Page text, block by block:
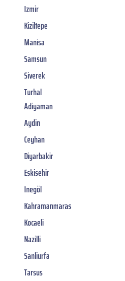
Izmir
Kiziltepe
Manisa
Samsun
Siverek
Turhal
Adiyaman
Aydin
Ceyhan
Diyarbakir
Eskisehir
Inegöl
Kahramanmaras
Kocaeli
Nazilli
Sanliurfa
Tarsus